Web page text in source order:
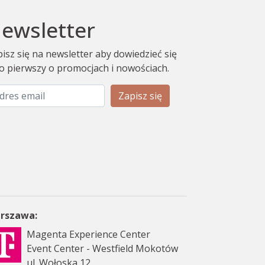
się na newsletter aby dowiedzieć się
pierwszy o promocjach i nowościach.
Zapisz się
Magenta Experience Center
Event Center - Westfield Mokotów